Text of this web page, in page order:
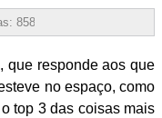
85871
, que responde aos que
no espaço, como
top 3 das coisas mais